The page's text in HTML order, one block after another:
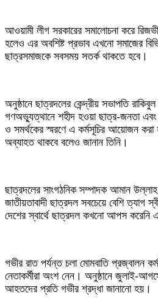
আওয়ামী লীগ সরকারের সমালোচনা করে
হলেও এর অবশিষ্ট প্রভাব এখনো সমাজের
ছাত্রসমাজকে সবসময় সতর্ক থাকতে হবে।
অনুষ্ঠানে ছাত্রদলের কেন্দ্রীয় সভাপতি
গণঅভ্যুত্থানে শহীদ হওয়া ছাত্র-জনতা এবং
ও সমর্থকের স্মরণে এ কর্মসূচির আয়োজন
অব্যাহত থাকবে বলেও জানান তিনি।
ছাত্রদলের সাংগঠনিক সম্পাদক আমান
জাতীয়তাবাদী ছাত্রদল সবচেয়ে বেশি ত্যাগ
দেশের স্বার্থে ছাত্রদল কখনো আপস করেনি
গভীর রাত পর্যন্ত চলা মোমবাতি প্রজ্বালন
নেতাকর্মীরা অংশ নেন। অনুষ্ঠানে জুলাই-
আহতদের প্রতি গভীর শ্রদ্ধা জানানো হয়।